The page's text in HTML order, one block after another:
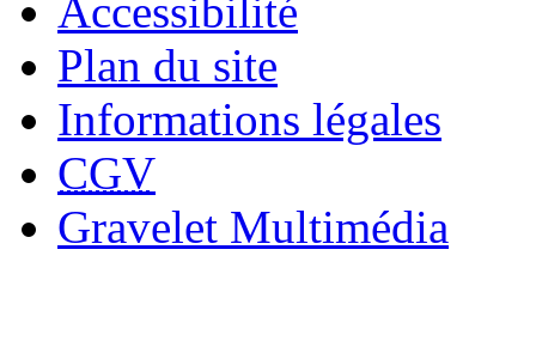
Accessibilité
Plan du site
Informations légales
CGV
Gravelet Multimédia